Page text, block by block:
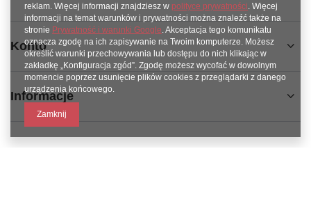
Konto
Informacje
reklam. Więcej informacji znajdziesz w polityce prywatności. Więcej
informacji na temat warunków i prywatności można znaleźć także na
stronie Prywatność i warunki Google. Akceptacja tego komunikatu
oznacza zgodę na ich zapisywanie na Twoim komputerze. Możesz
określić warunki przechowywania lub dostępu do nich klikając w
zakładkę „Konfiguracja zgód”. Zgodę możesz wycofać w dowolnym
momencie poprzez usunięcie plików cookies z przeglądarki z danego
urządzenia końcowego.
Zamknij